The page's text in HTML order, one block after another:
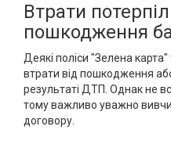
Втрати
пошкодження
Деякі поліси "Зелена
втрати від пошкодження
результаті ДТП. Однак не
тому важливо уважно
договору.